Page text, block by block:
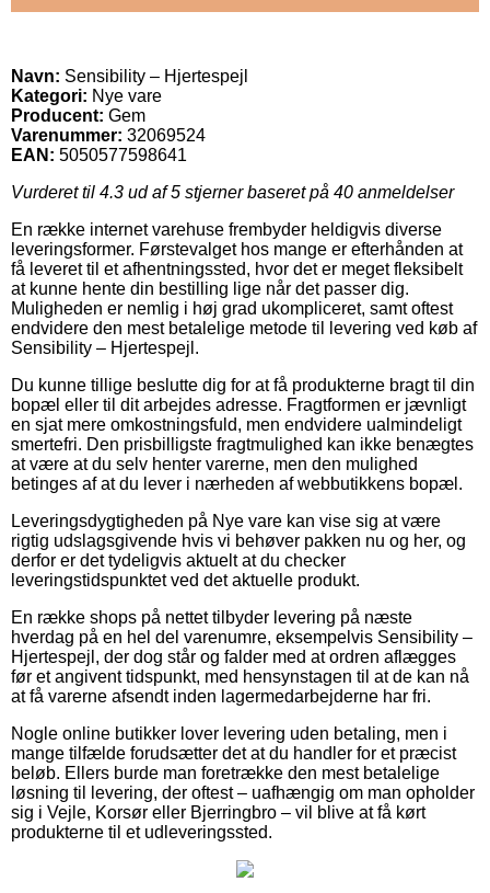
Navn: Sensibility – Hjertespejl
Kategori: Nye vare
Producent: Gem
Varenummer: 32069524
EAN: 5050577598641
Vurderet til 4.3 ud af 5 stjerner baseret på 40 anmeldelser
En række internet varehuse frembyder heldigvis diverse
leveringsformer. Førstevalget hos mange er efterhånden at
få leveret til et afhentningssted, hvor det er meget fleksibelt
at kunne hente din bestilling lige når det passer dig.
Muligheden er nemlig i høj grad ukompliceret, samt oftest
endvidere den mest betalelige metode til levering ved køb af
Sensibility – Hjertespejl.
Du kunne tillige beslutte dig for at få produkterne bragt til din
bopæl eller til dit arbejdes adresse. Fragtformen er jævnligt
en sjat mere omkostningsfuld, men endvidere ualmindeligt
smertefri. Den prisbilligste fragtmulighed kan ikke benægtes
at være at du selv henter varerne, men den mulighed
betinges af at du lever i nærheden af webbutikkens bopæl.
Leveringsdygtigheden på Nye vare kan vise sig at være
rigtig udslagsgivende hvis vi behøver pakken nu og her, og
derfor er det tydeligvis aktuelt at du checker
leveringstidspunktet ved det aktuelle produkt.
En række shops på nettet tilbyder levering på næste
hverdag på en hel del varenumre, eksempelvis Sensibility –
Hjertespejl, der dog står og falder med at ordren aflægges
før et angivent tidspunkt, med hensynstagen til at de kan nå
at få varerne afsendt inden lagermedarbejderne har fri.
Nogle online butikker lover levering uden betaling, men i
mange tilfælde forudsætter det at du handler for et præcist
beløb. Ellers burde man foretrække den mest betalelige
løsning til levering, der oftest – uafhængig om man opholder
sig i Vejle, Korsør eller Bjerringbro – vil blive at få kørt
produkterne til et udleveringssted.